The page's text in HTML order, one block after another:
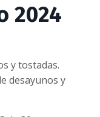
2024
y tostadas.
desayunos y